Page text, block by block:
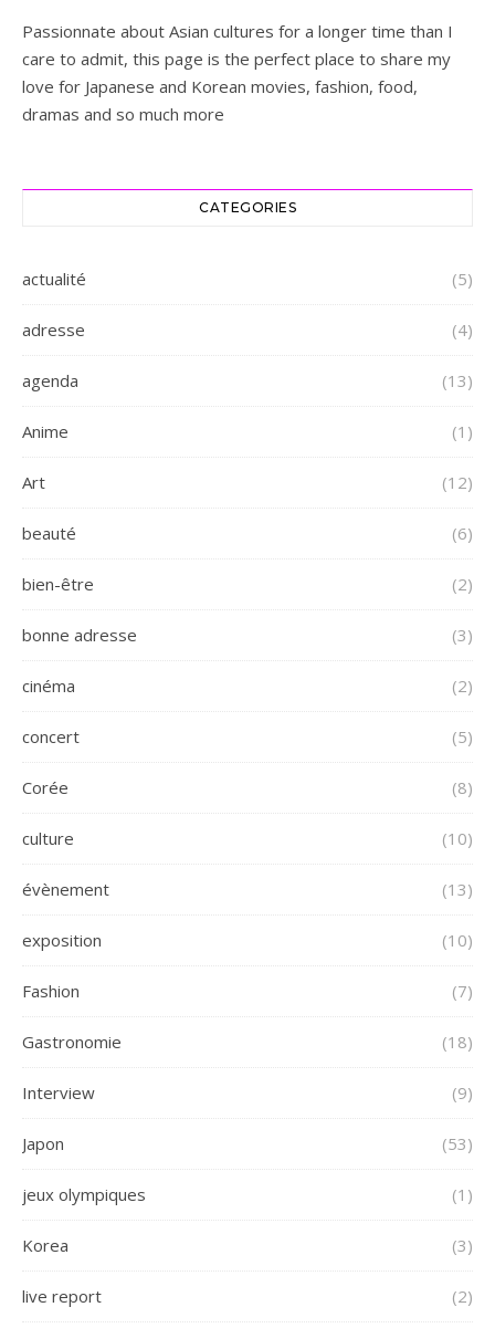
Passionnate about Asian cultures for a longer time than I
care to admit, this page is the perfect place to share my
love for Japanese and Korean movies, fashion, food,
dramas and so much more
CATEGORIES
actualité (5)
adresse (4)
agenda (13)
Anime (1)
Art (12)
beauté (6)
bien-être (2)
bonne adresse (3)
cinéma (2)
concert (5)
Corée (8)
culture (10)
évènement (13)
exposition (10)
Fashion (7)
Gastronomie (18)
Interview (9)
Japon (53)
jeux olympiques (1)
Korea (3)
live report (2)